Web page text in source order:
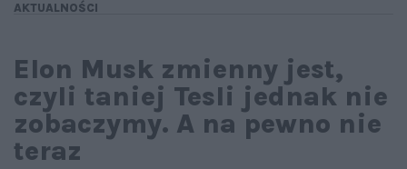
AKTUALNOŚCI
Elon Musk zmienny jest,
czyli taniej Tesli jednak nie
zobaczymy. A na pewno nie
teraz